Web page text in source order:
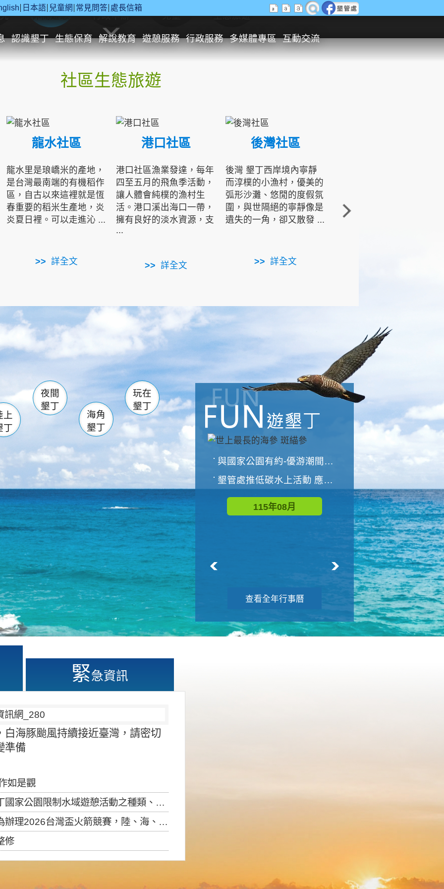
日本語 兒童網 常見問答 處長信箱
認識墾丁 生態保育 解說教育 遊憩服務 行政服務 多媒體專區 互動交流
休閒遊憩 行政申辦 兒童 生態旅遊
社區生態旅遊
龍水社區
龍水里是琅嶠米的產地，
是台灣最南端的有機稻作
區，自古以來這裡就是恆
春重要的稻米生產地，炎
炎夏日裡。可以走進沁 ...
詳全文
港口社區
港口社區漁業發達，每年
四至五月的飛魚季活動，
讓人體會純樸的漁村生
活。港口溪出海口一帶，
擁有良好的淡水資源，支
...
詳全文
後灣社區
後灣 墾丁西岸境內寧靜
而淳樸的小漁村，優美的
弧形沙灘、悠閒的度假氛
圍，與世隔絕的寧靜像是
遺失的一角，卻又散發 ...
詳全文
角的端點，冬季海浪拍打
著礁岸，旺盛的侵蝕作
南仁湖
滿州 佳樂水
森林遊樂區
墾管處遊客中心
社頂公園 風吹沙
船帆石 龍磐公園
香蕉灣 龍坑
鵝鑾鼻
上
丁
夜間
墾丁
海角
墾丁
玩在
墾丁
與國家公園有約-優游潮間探險者
墾管處推低碳水上活動 應屆畢業生限額免費參加
115年08月
世界地球清潔日 墾管處辦理「2026年墾丁國家公園沙灘淨灘活動
115年09月
查看全年行事曆
緊急資訊
海豚颱風持續接近臺灣，請密切
準備
如是觀
制水域遊憩活動之種類、範圍、時間及行為」，自即日生效。
盃火箭競賽，陸、海、空域警戒及協調相關事宜，因颱風備案事宜
修